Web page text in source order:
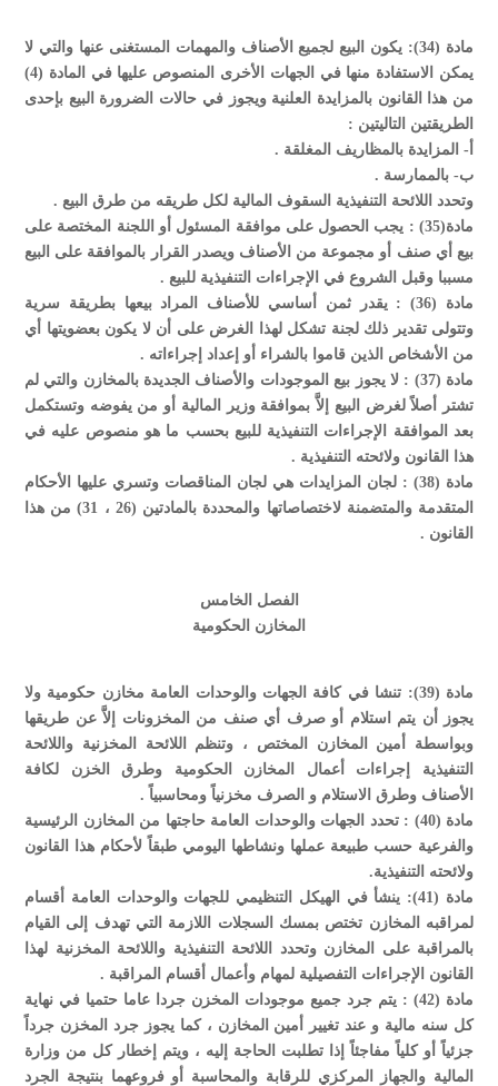
مادة (34): يكون البيع لجميع الأصناف والمهمات المستغنى عنها والتي لا
يمكن الاستفادة منها في الجهات الأخرى المنصوص عليها في المادة (4)
من هذا القانون بالمزايدة العلنية ويجوز في حالات الضرورة البيع بإحدى
الطريقتين التاليتين :
‌أ- المزايدة بالمظاريف المغلقة .
‌ب- بالممارسة .
وتحدد اللائحة التنفيذية السقوف المالية لكل طريقه من طرق البيع .
مادة(35) : يجب الحصول على موافقة المسئول أو اللجنة المختصة على
بيع أي صنف أو مجموعة من الأصناف ويصدر القرار بالموافقة على البيع
مسببا وقبل الشروع في الإجراءات التنفيذية للبيع .
مادة (36) : يقدر ثمن أساسي للأصناف المراد بيعها بطريقة سرية
وتتولى تقدير ذلك لجنة تشكل لهذا الغرض على أن لا يكون بعضويتها أي
من الأشخاص الذين قاموا بالشراء أو إعداد إجراءاته .
مادة (37) : لا يجوز بيع الموجودات والأصناف الجديدة بالمخازن والتي لم
تشتر أصلاً لغرض البيع إلاَّ بموافقة وزير المالية أو من يفوضه وتستكمل
بعد الموافقة الإجراءات التنفيذية للبيع بحسب ما هو منصوص عليه في
هذا القانون ولائحته التنفيذية .
مادة (38) : لجان المزايدات هي لجان المناقصات وتسري عليها الأحكام
المتقدمة والمتضمنة لاختصاصاتها والمحددة بالمادتين (26 ، 31) من هذا
القانون .
الفصل الخامس
المخازن الحكومية
مادة (39): تنشا في كافة الجهات والوحدات العامة مخازن حكومية ولا
يجوز أن يتم استلام أو صرف أي صنف من المخزونات إلاَّ عن طريقها
وبواسطة أمين المخازن المختص ، وتنظم اللائحة المخزنية واللائحة
التنفيذية إجراءات أعمال المخازن الحكومية وطرق الخزن لكافة
الأصناف وطرق الاستلام و الصرف مخزنياً ومحاسبياً .
مادة (40) : تحدد الجهات والوحدات العامة حاجتها من المخازن الرئيسية
والفرعية حسب طبيعة عملها ونشاطها اليومي طبقاً لأحكام هذا القانون
ولائحته التنفيذية.
مادة (41): ينشأ في الهيكل التنظيمي للجهات والوحدات العامة أقسام
لمراقبه المخازن تختص بمسك السجلات اللازمة التي تهدف إلى القيام
بالمراقبة على المخازن وتحدد اللائحة التنفيذية واللائحة المخزنية لهذا
القانون الإجراءات التفصيلية لمهام وأعمال أقسام المراقبة .
مادة (42) : يتم جرد جميع موجودات المخزن جردا عاما حتميا في نهاية
كل سنه مالية و عند تغيير أمين المخازن ، كما يجوز جرد المخزن جرداً
جزئياً أو كلياً مفاجئاً إذا تطلبت الحاجة إليه ، ويتم إخطار كل من وزارة
المالية والجهاز المركزي للرقابة والمحاسبة أو فروعهما بنتيجة الجرد